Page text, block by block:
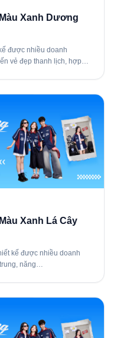
Xanh Dương
được nhiều doanh
vẻ đẹp thanh lịch, hợp…
Xanh Lá Cây
kế được nhiều doanh
năng…